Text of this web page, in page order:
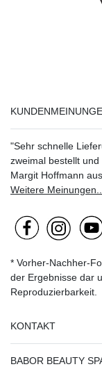
"Sehr schnelle
zweimal bestellt
Margit Hoffmann
Weitere Meinungen...
* Vorher-Nachher-
der Ergebnisse dar
Reproduzierbarkeit.
KONTAKT
BABOR BEAUTY